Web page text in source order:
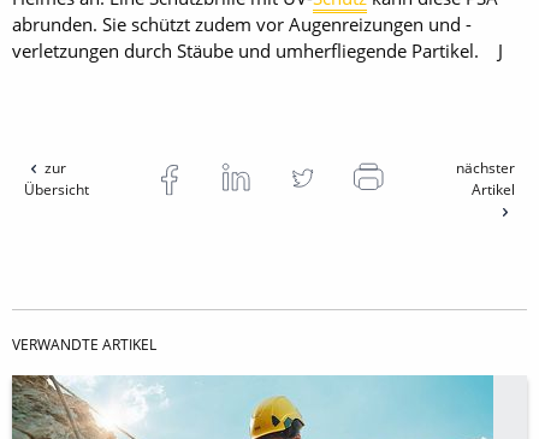
abrunden. Sie schützt zudem vor Augenreizungen und -
verletzungen durch Stäube und umherfliegende Partikel. J
zur
Übersicht
nächster
Artikel
VERWANDTE ARTIKEL